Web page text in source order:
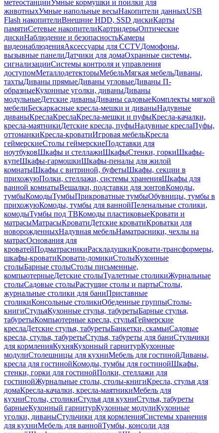
метеостанцииУмные кормушки и поилки для
животныхУмные напольные весыНакопители данныхUSB
Flash накопителиВнешние HDD, SSD дискиКарты
памятиСетевые накопителиКартридерыОптические
дискиНаблюдение и безопасностьКамеры
видеонаблюденияАксессуары для CCTVДомофоны,
вызывные панелиДатчики для домаОхранные системы,
сигнализацииСистемы контроля и управления
доступомМеталлодетекторыМебельМягкая мебельДиваны,
тахтыДиваны прямыеДиваны угловыеДиваны П-
образныеКухонные уголки, диваныДиваны
модульныеДетские диваныДиваны садовыеКомплекты мягкой
мебелиБескаркасные кресла-мешки и диваныНадувные
диваныКреслаКреслаКресла-мешки и пуфыКресла-качалки,
кресла-маятникиДетские кресла, пуфыНадувные креслаПуфы,
оттоманкиКресла-кроватиИгровая мебельКресла
геймерскиеСтолы геймерскиеПодставки для
ноутбуковШкафы и стеллажиШкафыСтенки, горкиШкафы-
купеШкафы-гармошкиШкафы-пеналы для жилой
комнатыШкафы с витриной, буфетыШкафы, секции в
прихожуюПолки, стеллажи, системы храненияШкафы для
ванной комнатыВешалки, подставки для зонтовКомоды,
тумбыКомодыТумбыПрикроватные тумбыОбувницы, тумбы в
прихожуюКомоды, тумбы для ваннойПеленальные столики,
комодыТумбы под ТВКомоды пластиковыеКровати и
матрасыМатрасыКроватиДетские кроватиКроватки для
новорожденныхНадувная мебельНаматрасники, чехлы на
матрасОснования для
кроватейПодматрасникиРаскладушкиКровати-трансформеры,
шкафы-кроватиКровати-домикиСтолыКухонные
столыБарные столыСтолы письменные,
компьютерныеДетские столыТуалетные столикиЖурнальные
столыСадовые столыРастущие столы и партыСтолы,
журнальные столики для баниПриставные
столикиКонсольные столикиОбеденные группыСтолы-
книгиСтульяКухонные стулья, табуретыБарные стулья,
табуретыКомпьютерные кресла, стульяГеймерские
креслаДетские стулья, табуретыБанкетки, скамьиСадовые
кресла, стулья, табуретыСтулья, табуреты для баниСтульчики
для кормленияКухняКухонный гарнитурКухонные
модулиСтолешницы для кухниМебель для гостинойДиваны,
кресла для гостинойКомоды, тумбы для гостинойШкафы,
стенки, горки для гостинойПолки, стеллажи для
гостинойЖурнальные столы, столы-книгиКресла, стулья для
домаКресла-качалки, кресла-маятникиМебель для
кухниСтолы, столикиСтулья для кухниСтулья, табуреты
барныеКухонный гарнитурКухонные модулиКухонные
уголки, диваныСтульчики для кормленияСистемы хранения
для кухниМебель для ваннойТумбы, консоли для